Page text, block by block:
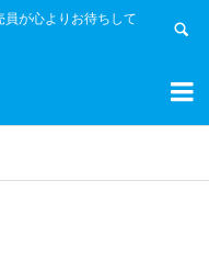
が心よりお待ちして

